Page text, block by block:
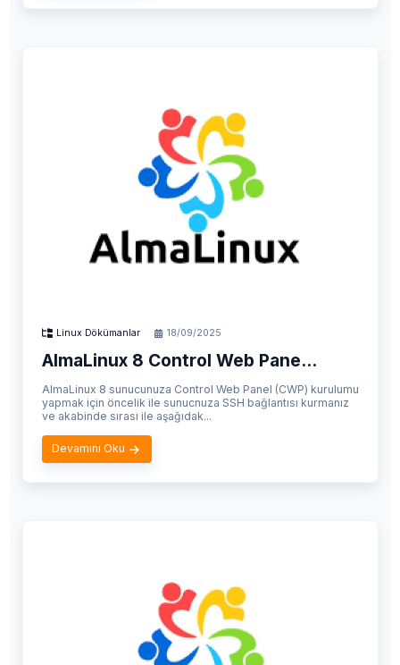
Linux Dökümanlar 18/09/2025
AlmaLinux 8 Control Web Pane...
AlmaLinux 8 sunucunuza Control Web Panel (CWP) kurulumu
yapmak için öncelik ile sunucnuza SSH bağlantısı kurmanız
ve akabinde sırası ile aşağıdak...
Devamını Oku